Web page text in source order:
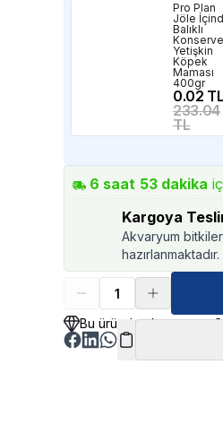
Pro Plan
Jöle
Balıklı
Konserve
Yetişkin
Köpek
Maması
400gr
0.02 TL
233.04
TL
6 saat 53 dakika
Kargoya
Akvaryum
hazırlanmaktadır.
Bu üründen kazancınız